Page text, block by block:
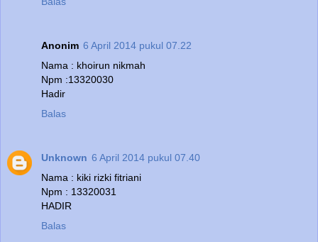
Anonim 6 April 2014 pukul 07.22
Nama : khoirun nikmah
Npm :13320030
Hadir
Balas
Unknown 6 April 2014 pukul 07.40
Nama : kiki rizki fitriani
Npm : 13320031
HADIR
Balas